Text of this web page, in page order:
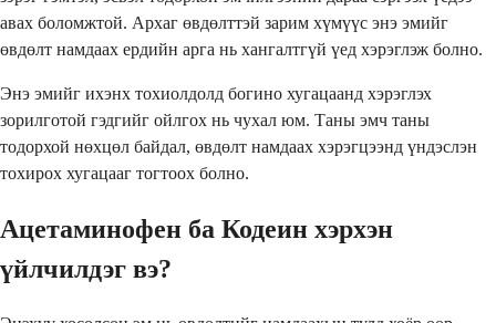
авах боломжтой. Архаг өвдөлттэй зарим хүмүүс энэ эмийг
өвдөлт намдаах ердийн арга нь хангалтгүй үед хэрэглэж болно.
Энэ эмийг ихэнх тохиолдолд богино хугацаанд хэрэглэх
зорилготой гэдгийг ойлгох нь чухал юм. Таны эмч таны
тодорхой нөхцөл байдал, өвдөлт намдаах хэрэгцээнд үндэслэн
тохирох хугацааг тогтоох болно.
Ацетаминофен ба Кодеин хэрхэн
үйлчилдэг вэ?